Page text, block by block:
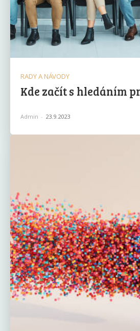
RADY A NÁVODY
Kde začít s hledáním
Admin - 23.9.2023